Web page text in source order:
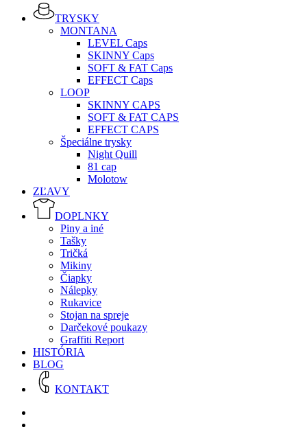
TRYSKY
MONTANA
LEVEL Caps
SKINNY Caps
SOFT & FAT Caps
EFFECT Caps
LOOP
SKINNY CAPS
SOFT & FAT CAPS
EFFECT CAPS
Špeciálne trysky
Night Quill
81 cap
Molotow
ZĽAVY
DOPLNKY
Piny a iné
Tašky
Tričká
Mikiny
Čiapky
Nálepky
Rukavice
Stojan na spreje
Darčekové poukazy
Graffiti Report
HISTÓRIA
BLOG
KONTAKT